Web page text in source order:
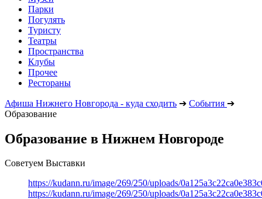
Парки
Погулять
Туристу
Театры
Пространства
Клубы
Прочее
Рестораны
Афиша Нижнего Новгорода - куда сходить ➔ События ➔
Образование
Образование в Нижнем Новгороде
Советуем Выставки
https://kudann.ru/image/269/250/uploads/
https://kudann.ru/image/269/250/uploads/